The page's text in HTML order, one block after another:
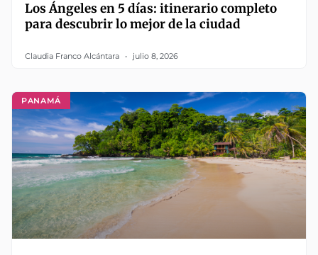
Los Ángeles en 5 días: itinerario completo
para descubrir lo mejor de la ciudad
Claudia Franco Alcántara julio 8, 2026
PANAMÁ